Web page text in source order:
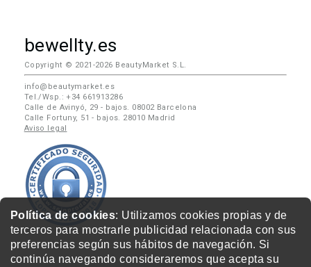
Política de cookies: Utilizamos cookies propias y de
terceros para mostrarle publicidad relacionada con sus
preferencias según sus hábitos de navegación. Si
continúa navegando consideraremos que acepta su
bewellty.es
Copyright © 2021-2026 BeautyMarket S.L.
info@beautymarket.es
Tel./Wsp.: +34 661913286
Calle de Avinyó, 29 - bajos. 08002 Barcelona
Calle Fortuny, 51 - bajos. 28010 Madrid
Aviso legal